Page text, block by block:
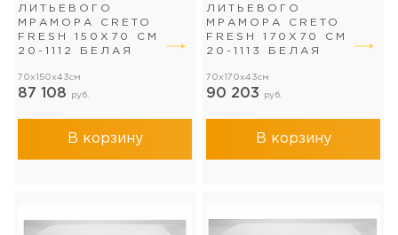
ЛИТЬЕВОГО
МРАМОРА CRETO
FRESH 150X70 СМ
20-1112 БЕЛАЯ
70x150x43см
87 108 руб.
В корзину
ЛИТЬЕВОГО
МРАМОРА CRETO
FRESH 170X70 СМ
20-1113 БЕЛАЯ
70x170x43см
90 203 руб.
В корзину